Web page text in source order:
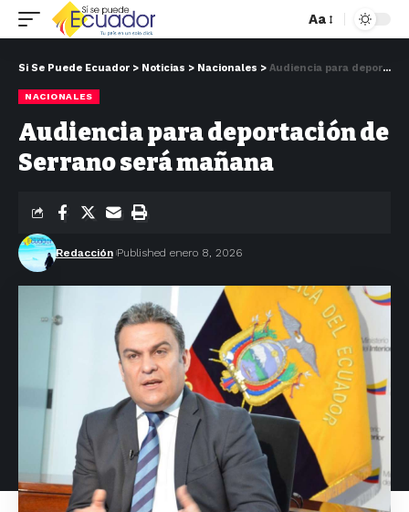
Aa
Si Se Puede Ecuador > Noticias > Nacionales > Audiencia para deportación de Serrano será mañana
NACIONALES
Audiencia para deportación de
Serrano será mañana
Redacción Published enero 8, 2026